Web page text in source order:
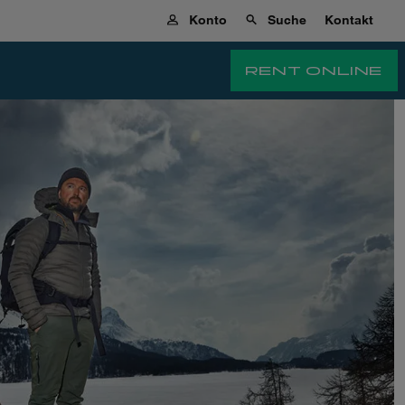
Konto Suche Kontakt
RENT ONLINE